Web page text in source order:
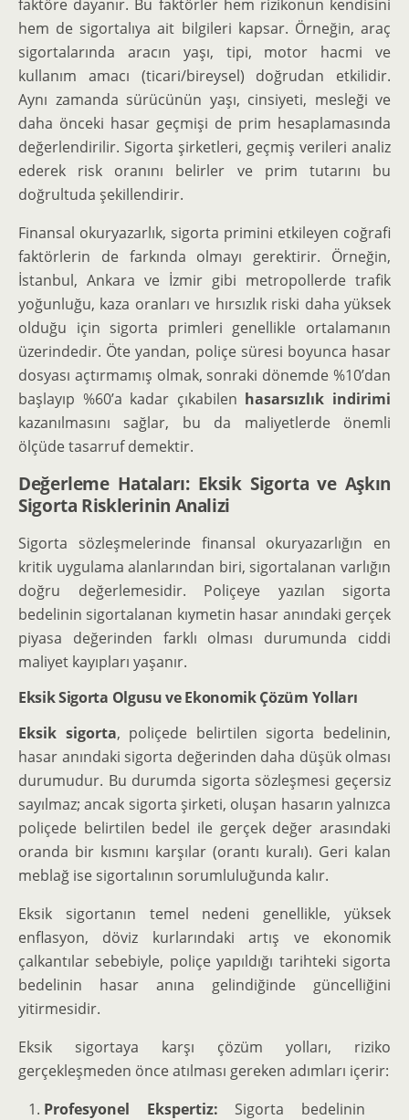
faktöre dayanır. Bu faktörler hem rizikonun kendisini
hem de sigortalıya ait bilgileri kapsar. Örneğin, araç
sigortalarında aracın yaşı, tipi, motor hacmi ve
kullanım amacı (ticari/bireysel) doğrudan etkilidir.
Aynı zamanda sürücünün yaşı, cinsiyeti, mesleği ve
daha önceki hasar geçmişi de prim hesaplamasında
değerlendirilir. Sigorta şirketleri, geçmiş verileri analiz
ederek risk oranını belirler ve prim tutarını bu
doğrultuda şekillendirir.
Finansal okuryazarlık, sigorta primini etkileyen coğrafi
faktörlerin de farkında olmayı gerektirir. Örneğin,
İstanbul, Ankara ve İzmir gibi metropollerde trafik
yoğunluğu, kaza oranları ve hırsızlık riski daha yüksek
olduğu için sigorta primleri genellikle ortalamanın
üzerindedir. Öte yandan, poliçe süresi boyunca hasar
dosyası açtırmamış olmak, sonraki dönemde %10’dan
başlayıp %60’a kadar çıkabilen hasarsızlık indirimi
kazanılmasını sağlar, bu da maliyetlerde önemli
ölçüde tasarruf demektir.
Değerleme Hataları: Eksik Sigorta ve Aşkın
Sigorta Risklerinin Analizi
Sigorta sözleşmelerinde finansal okuryazarlığın en
kritik uygulama alanlarından biri, sigortalanan varlığın
doğru değerlemesidir. Poliçeye yazılan sigorta
bedelinin sigortalanan kıymetin hasar anındaki gerçek
piyasa değerinden farklı olması durumunda ciddi
maliyet kayıpları yaşanır.
Eksik Sigorta Olgusu ve Ekonomik Çözüm Yolları
Eksik sigorta, poliçede belirtilen sigorta bedelinin,
hasar anındaki sigorta değerinden daha düşük olması
durumudur. Bu durumda sigorta sözleşmesi geçersiz
sayılmaz; ancak sigorta şirketi, oluşan hasarın yalnızca
poliçede belirtilen bedel ile gerçek değer arasındaki
oranda bir kısmını karşılar (orantı kuralı). Geri kalan
meblağ ise sigortalının sorumluluğunda kalır.
Eksik sigortanın temel nedeni genellikle, yüksek
enflasyon, döviz kurlarındaki artış ve ekonomik
çalkantılar sebebiyle, poliçe yapıldığı tarihteki sigorta
bedelinin hasar anına gelindiğinde güncelliğini
yitirmesidir.
Eksik sigortaya karşı çözüm yolları, riziko
gerçekleşmeden önce atılması gereken adımları içerir:
Profesyonel Ekspertiz: Sigorta bedelinin